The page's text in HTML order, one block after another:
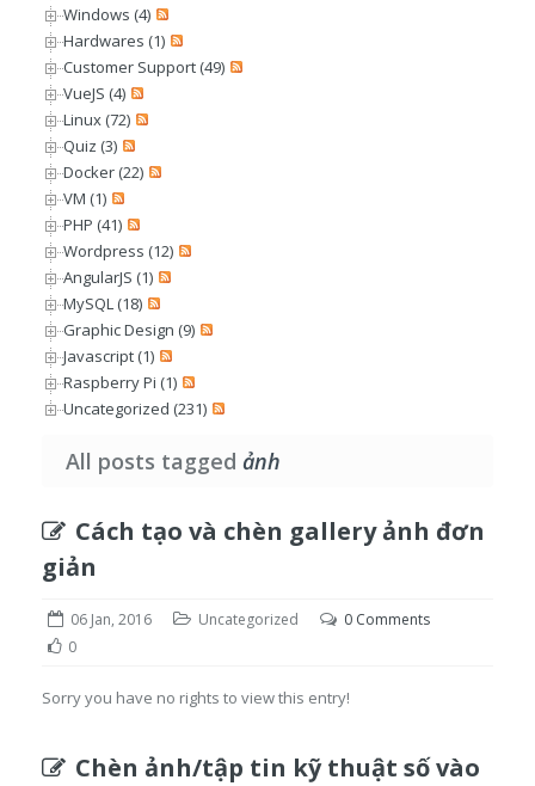
Windows (4)
Hardwares (1)
Customer Support (49)
VueJS (4)
Linux (72)
Quiz (3)
Docker (22)
VM (1)
PHP (41)
Wordpress (12)
AngularJS (1)
MySQL (18)
Graphic Design (9)
Javascript (1)
Raspberry Pi (1)
Uncategorized (231)
All posts tagged ảnh
Cách tạo và chèn gallery ảnh đơn
giản
06 Jan, 2016 Uncategorized
0 Comments
0
Sorry you have no rights to view this entry!
Chèn ảnh/tập tin kỹ thuật số vào